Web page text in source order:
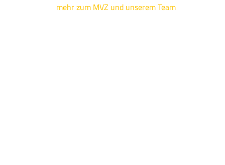
mehr zum MVZ und unserem Team